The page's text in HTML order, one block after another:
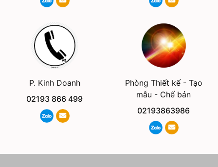
P. Kinh Doanh
02193 866 499
Phòng Thiết kế - Tạo
mẫu - Chế bản
02193863986